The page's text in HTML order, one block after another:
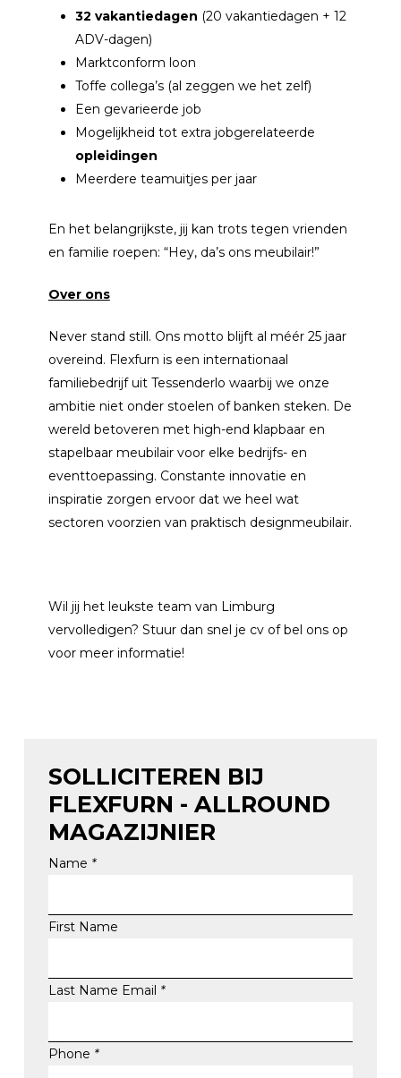
32 vakantiedagen (20 vakantiedagen + 12
ADV-dagen)
Marktconform loon
Toffe collega’s (al zeggen we het zelf)
Een gevarieerde job
Mogelijkheid tot extra jobgerelateerde
opleidingen
Meerdere teamuitjes per jaar
En het belangrijkste, jij kan trots tegen vrienden
en familie roepen: “Hey, da’s ons meubilair!”
Over ons
Never stand still. Ons motto blijft al méér 25 jaar
overeind. Flexfurn is een internationaal
familiebedrijf uit Tessenderlo waarbij we onze
ambitie niet onder stoelen of banken steken. De
wereld betoveren met high-end klapbaar en
stapelbaar meubilair voor elke bedrijfs- en
eventtoepassing. Constante innovatie en
inspiratie zorgen ervoor dat we heel wat
sectoren voorzien van praktisch designmeubilair.
Wil jij het leukste team van Limburg
vervolledigen? Stuur dan snel je cv of bel ons op
voor meer informatie!
SOLLICITEREN BIJ
FLEXFURN - ALLROUND
MAGAZIJNIER
Name *
First Name
Last Name Email *
Phone *